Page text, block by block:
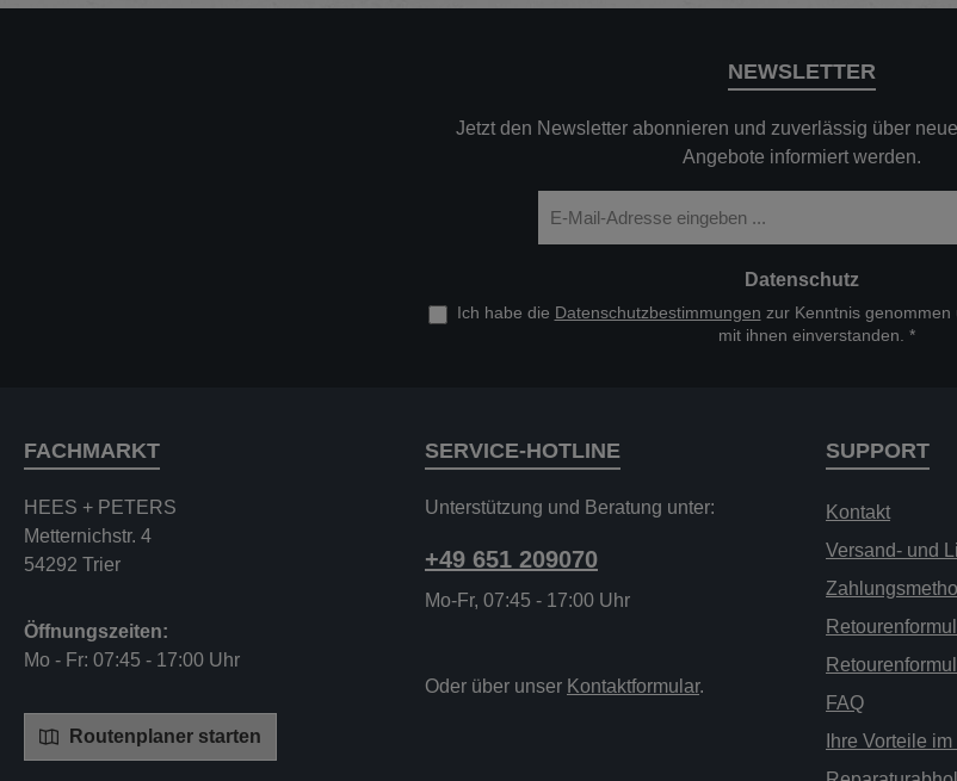
NEWSLETTER
Jetzt den Newsletter abonnieren und zuverlässig über
Angebote informiert werden.
Mail-
Adresse
Datenschutz
Ich habe die Datenschutzbestimmungen zur Kenntnis genommen
mit ihnen einverstanden. *
SERVICE-HOTLINE
Unterstützung und Beratung unter:
+49 651 209070
Mo-Fr, 07:45 - 17:00 Uhr
Oder über unser Kontaktformular.
SUPPORT
Kontakt
Versand- und
FAQ
Ihre Vorteile
FACHMARKT
HEES + PETERS
Metternichstr. 4
54292 Trier
Öffnungszeiten:
Mo - Fr: 07:45 - 17:00 Uhr
Routenplaner starten